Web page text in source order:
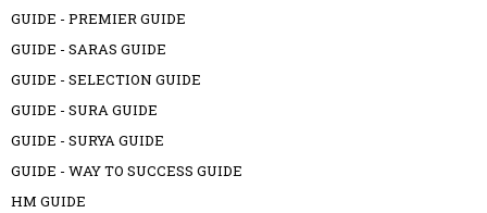
GUIDE - PREMIER GUIDE
GUIDE - SARAS GUIDE
GUIDE - SELECTION GUIDE
GUIDE - SURA GUIDE
GUIDE - SURYA GUIDE
GUIDE - WAY TO SUCCESS GUIDE
HM GUIDE